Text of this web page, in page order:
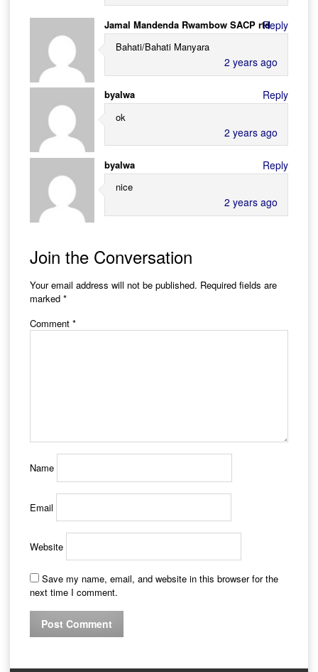
Jamal Mandenda Rwambow SACP rtd
2 years ago
Bahati/Bahati Manyara
Reply
byalwa
2 years ago
ok
Reply
byalwa
2 years ago
nice
Reply
Join the Conversation
Your email address will not be published. Required fields are
marked *
Comment *
Name
Email
Website
Save my name, email, and website in this browser for the
next time I comment.